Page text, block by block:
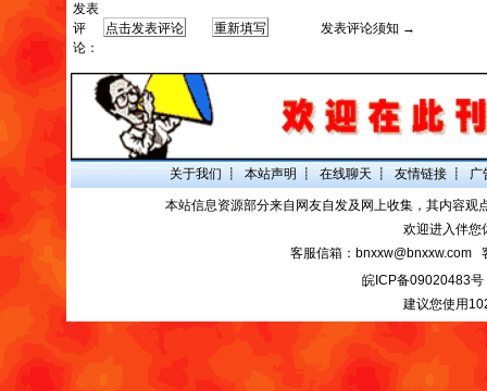
发表
评
论：
发表评论须知 →
关于我们 ┋ 本站声明 ┋ 在线聊天 ┋ 友情链接 ┋ 广
本站信息资源部分来自网友自发及网上收集，其内容
欢迎进入伴您
客服信箱：bnxxw@bnxxw.com
皖ICP备09020483号
建议您使用